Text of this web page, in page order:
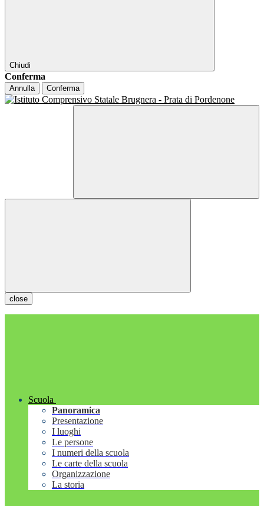
Chiudi
Conferma
Annulla Conferma
close
Scuola
Panoramica
Presentazione
I luoghi
Le persone
I numeri della scuola
Le carte della scuola
Organizzazione
La storia